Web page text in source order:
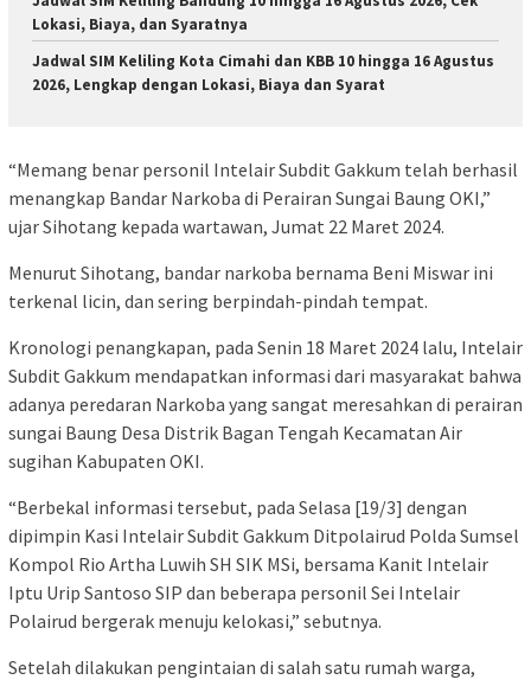
Lokasi, Biaya, dan Syaratnya
Jadwal SIM Keliling Kota Cimahi dan KBB 10 hingga 16 Agustus
2026, Lengkap dengan Lokasi, Biaya dan Syarat
“Memang benar personil Intelair Subdit Gakkum telah berhasil
menangkap Bandar Narkoba di Perairan Sungai Baung OKI,”
ujar Sihotang kepada wartawan, Jumat 22 Maret 2024.
Menurut Sihotang, bandar narkoba bernama Beni Miswar ini
terkenal licin, dan sering berpindah-pindah tempat.
Kronologi penangkapan, pada Senin 18 Maret 2024 lalu, Intelair
Subdit Gakkum mendapatkan informasi dari masyarakat bahwa
adanya peredaran Narkoba yang sangat meresahkan di perairan
sungai Baung Desa Distrik Bagan Tengah Kecamatan Air
sugihan Kabupaten OKI.
“Berbekal informasi tersebut, pada Selasa [19/3] dengan
dipimpin Kasi Intelair Subdit Gakkum Ditpolairud Polda Sumsel
Kompol Rio Artha Luwih SH SIK MSi, bersama Kanit Intelair
Iptu Urip Santoso SIP dan beberapa personil Sei Intelair
Polairud bergerak menuju kelokasi,” sebutnya.
Setelah dilakukan pengintaian di salah satu rumah warga,